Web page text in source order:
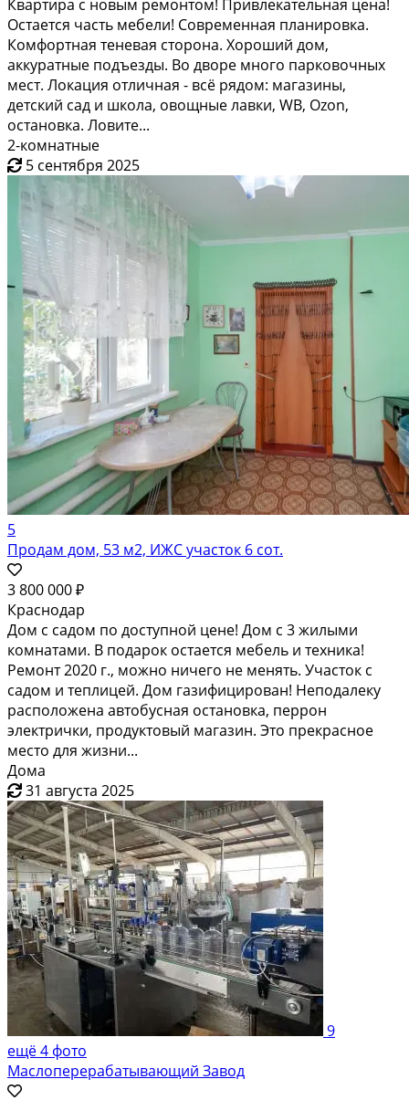
Квартира с новым ремонтом! Привлекательная цена!
Остается часть мебели! Современная планировка.
Комфортная теневая сторона. Хороший дом,
аккуратные подъезды. Во дворе много парковочных
мест. Локация отличная - всё рядом: магазины,
детский сад и школа, овощные лавки, WB, Ozon,
остановка. Ловите...
2-комнатные
5 сентября 2025
5
Продам дом, 53 м2, ИЖС участок 6 сот.
3 800 000 ₽
Краснодар
Дом с садом по доступной цене! Дом с 3 жилыми
комнатами. В подарок остается мебель и техника!
Ремонт 2020 г., можно ничего не менять. Участок с
садом и теплицей. Дом газифицирован! Неподалеку
расположена автобусная остановка, перрон
электрички, продуктовый магазин. Это прекрасное
место для жизни...
Дома
31 августа 2025
9
ещё 4 фото
Маслоперерабатывающий Завод